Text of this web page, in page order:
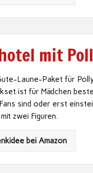
mit
Laune-Paket für
ist für Mädchen
sind oder erst
zwei Figuren.
bei Amazon